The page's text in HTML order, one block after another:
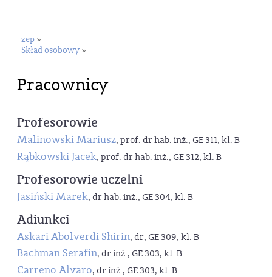
zep »
Skład osobowy »
Pracownicy
Profesorowie
Malinowski Mariusz, prof. dr hab. inż., GE 311, kl. B
Rąbkowski Jacek, prof. dr hab. inż., GE 312, kl. B
Profesorowie uczelni
Jasiński Marek, dr hab. inż., GE 304, kl. B
Adiunkci
Askari Abolverdi Shirin, dr, GE 309, kl. B
Bachman Serafin, dr inż., GE 303, kl. B
Carreno Alvaro, dr inż., GE 303, kl. B